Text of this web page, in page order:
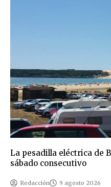
La pesadilla eléctrica de
sábado consecutivo
Redacción 9 agosto 2026